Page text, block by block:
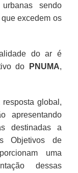
sendo
excedem os
do ar é
do
PNUMA,
resposta global,
apresentando
destinadas a
Objetivos de
uma
dessas